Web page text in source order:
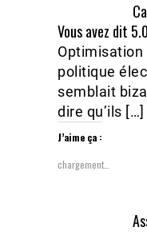
Vous avez dit
Optimisation
politique
semblait
dire qu’ils […]
J’aime ça :
chargement…